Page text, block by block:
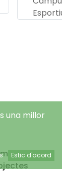
Lliure
una millor
Estic d'acord